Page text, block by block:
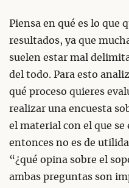
Piensa en qué es lo que
resultados, ya que
suelen estar mal
del todo. Para esto
qué proceso quieres
realizar una encuesta
el material con el que
entonces no es de
“¿qué opina sobre el
ambas preguntas son